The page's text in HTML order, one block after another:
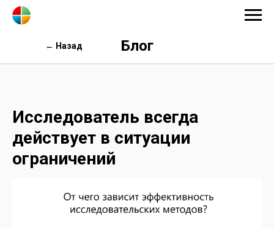
Блог
← Назад
Исследователь всегда
действует в ситуации
ограничений